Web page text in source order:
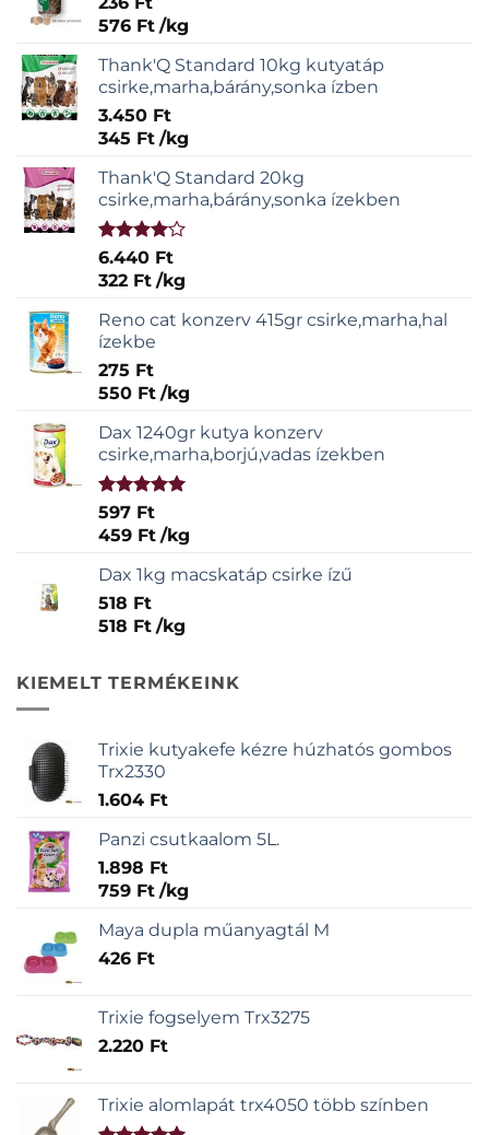
576 Ft /kg
Thank'Q Standard 10kg kutyatáp
csirke,marha,bárány,sonka ízben
3.450 Ft
345 Ft /kg
Thank'Q Standard 20kg
csirke,marha,bárány,sonka ízekben
Értékelés:
4.00 / 5
6.440 Ft
322 Ft /kg
Reno cat konzerv 415gr csirke,marha,hal
ízekbe
275 Ft
550 Ft /kg
Dax 1240gr kutya konzerv
csirke,marha,borjú,vadas ízekben
Értékelés:
5.00/ 5
597 Ft
459 Ft /kg
Dax 1kg macskatáp csirke ízű
518 Ft
518 Ft /kg
KIEMELT TERMÉKEINK
Trixie kutyakefe kézre húzhatós gombos
Trx2330
1.604 Ft
Panzi csutkaalom 5L.
1.898 Ft
759 Ft /kg
Maya dupla műanyagtál M
426 Ft
Trixie fogselyem Trx3275
2.220 Ft
Trixie alomlapát trx4050 több színben